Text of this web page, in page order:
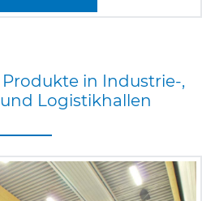
Produkte in Industrie-,
und Logistikhallen